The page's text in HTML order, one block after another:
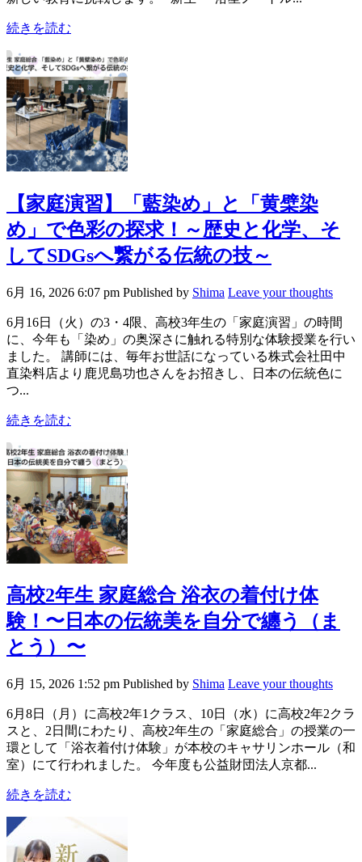
続きを読む
【家庭演習】「藍染め」と「黄檗染
め」で色彩の探求！～歴史と化学、そ
してSDGsへ繋がる伝統の技～
6月 16, 2026 6:07 pm Published by Shima Leave your thoughts
6月16日（火）の3・4限、高校3年生の「家庭演習」の時間
に、今年も「染め」の奥深さに触れる特別な体験授業を行い
ました。 講師には、毎年お世話になっている株式会社田中
直染料店より鹿児島功也さんをお招きし、日本の伝統色に
つ...
続きを読む
高校2年生 家庭総合 浴衣の着付け体
験！〜日本の伝統美を自分で纏う（ま
とう）〜
6月 15, 2026 1:52 pm Published by Shima Leave your thoughts
6月8日（月）に高校2年1クラス、10日（水）に高校2年2クラ
スと、2日間にわたり、高校2年生の「家庭総合」の授業の一
環として「浴衣着付け体験」が本校のキャサリンホール（和
室）にて行われました。 今年度も公益財団法人京都...
続きを読む